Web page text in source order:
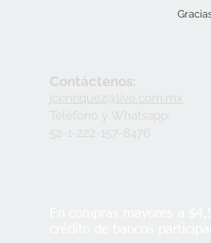
Contáctenos:
jcenriquez@live.com.mx
Teléfono y
Whatsapp:
52-1-222-157-8476